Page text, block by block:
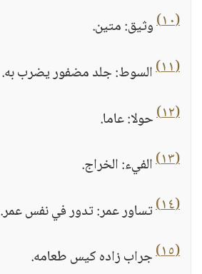
(١٠)
وثيق: متين.
(١١)
السوط: جلد مضفور يضرب به.
(١٢)
حولا: عاما.
(١٣)
الفيء: الخراج.
(١٤)
تساور عمر: تدور في نفس عمر.
(١٥)
جراب زاده كيس طعامه.